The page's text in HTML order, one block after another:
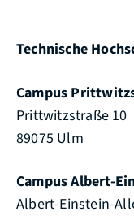
Technische
Campus
Prittwitzstraße 10
89075 Ulm
Campus Albert-
Albert-Einstein-